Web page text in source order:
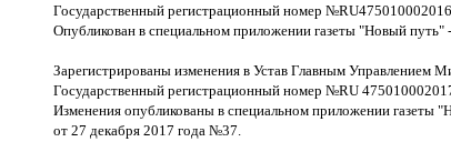
Государственный регистрационный номер
Опубликован в специальном приложении газеты "Новый
Зарегистрированы изменения в Устав Главным Управлением
Государственный регистрационный номер №RU
Изменения опубликованы в специальном приложении газеты
от 27 декабря 2017 года №37.